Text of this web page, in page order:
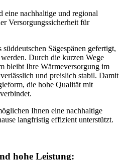
eine nachhaltige und regional
Versorgungssicherheit für
Sägespänen gefertigt,
Durch die kurzen Wege
bleibt Ihre Wärmeversorgung im
und preislich stabil. Damit
die hohe Qualität mit
Ihnen eine nachhaltige
langfristig effizient unterstützt.
hohe Leistung: